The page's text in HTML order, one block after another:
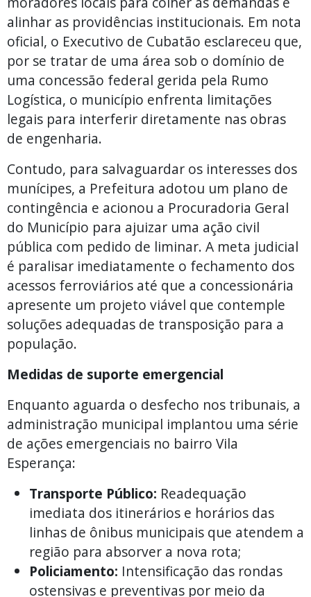
alinhar as providências institucionais. Em nota
oficial, o Executivo de Cubatão esclareceu que,
por se tratar de uma área sob o domínio de
uma concessão federal gerida pela Rumo
Logística, o município enfrenta limitações
legais para interferir diretamente nas obras
de engenharia.
Contudo, para salvaguardar os interesses dos
munícipes, a Prefeitura adotou um plano de
contingência e acionou a Procuradoria Geral
do Município para ajuizar uma ação civil
pública com pedido de liminar. A meta judicial
é paralisar imediatamente o fechamento dos
acessos ferroviários até que a concessionária
apresente um projeto viável que contemple
soluções adequadas de transposição para a
população.
Medidas de suporte emergencial
Enquanto aguarda o desfecho nos tribunais, a
administração municipal implantou uma série
de ações emergenciais no bairro Vila
Esperança:
Transporte Público: Readequação
imediata dos itinerários e horários das
linhas de ônibus municipais que atendem a
região para absorver a nova rota;
Policiamento: Intensificação das rondas
ostensivas e preventivas por meio da